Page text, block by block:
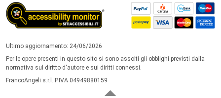
Ultimo aggiornamento: 24/06/2026
Per le opere presenti in questo sito si sono assolti gli obblighi previsti dalla
normativa sul diritto d'autore e sui diritti connessi.
FrancoAngeli s.r.l. P.IVA 04949880159